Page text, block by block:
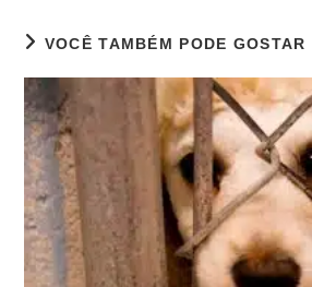
VOCÊ TAMBÉM PODE GOSTAR